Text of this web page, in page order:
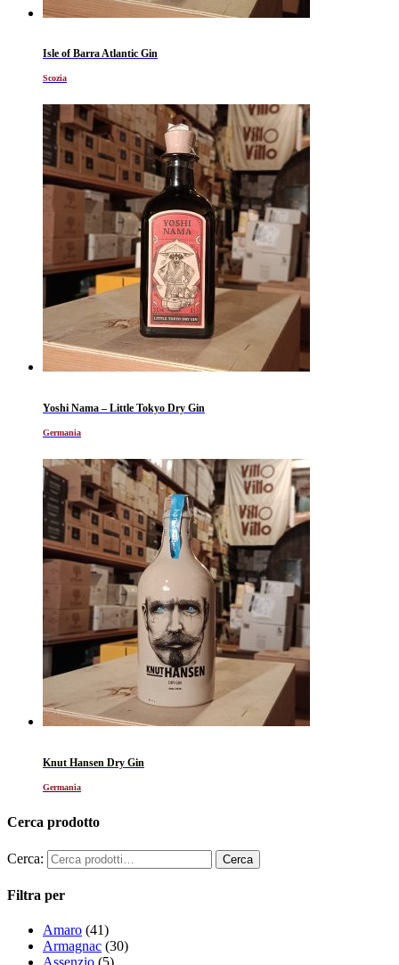
Isle of Barra Atlantic Gin
Scozia
Yoshi Nama – Little Tokyo Dry Gin
Germania
Knut Hansen Dry Gin
Germania
Cerca prodotto
Cerca:
Filtra per
Amaro (41)
Armagnac (30)